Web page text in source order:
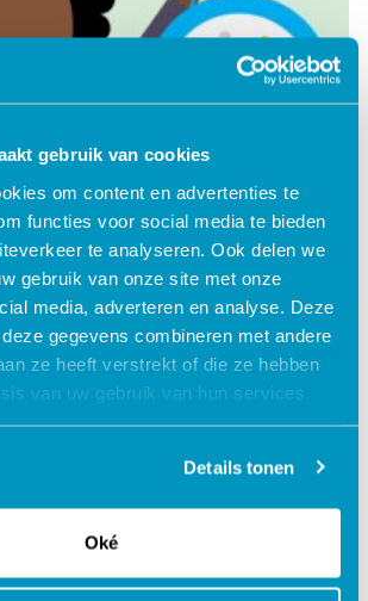
gebruik van cookies
om content en advertenties te
functies voor social media te bieden
te analyseren. Ook delen we
gebruik van onze site met onze
media, adverteren en analyse. Deze
gegevens combineren met andere
ze heeft verstrekt of die ze hebben
van uw gebruik van hun services.
Details tonen
Oké